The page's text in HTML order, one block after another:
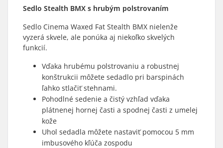
Sedlo Stealth BMX s hrubým polstrovaním
Sedlo Cinema Waxed Fat Stealth BMX nielenže
vyzerá skvele, ale ponúka aj niekoľko skvelých
funkcií.
Vďaka hrubému polstrovaniu a robustnej
konštrukcii môžete sedadlo pri barspinách
ľahko stlačiť stehnami.
Pohodlné sedenie a čistý vzhľad vďaka
plátnenej hornej časti a spodnej časti z umelej
kože
Uhol sedadla môžete nastaviť pomocou 5 mm
imbusového kľúča zospodu